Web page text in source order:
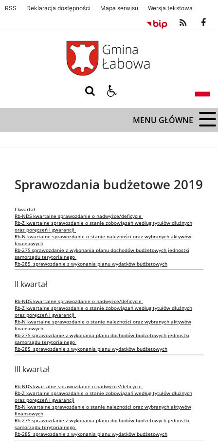
RSS Deklaracja dostępności Mapa serwisu Wersja tekstowa
Gmina Łabowa. Zapraszamy serdecznie
MENU GŁÓWNE
Sprawozdania budżetowe 2019
Treść
I kwartał
Rb-NDS kwartalne sprawozdanie o nadwyżce/deficycie
Rb-Z kwartalne sprawozdanie o stanie zobowiązań według tytułów dłużnych
oraz poręczeń i gwarancji
Rb-N kwartalne sprawozdanie o stanie należności oraz wybranych aktywów
finansowych
Rb-27S sprawozdanie z wykonania planu dochodów budżetowych jednostki
samorządu terytorialnego
Rb-28S sprawozdanie z wykonania planu wydatków budżetowych
II kwartał
Rb-NDS kwartalne sprawozdanie o nadwyżce/deficycie
Rb-Z kwartalne sprawozdanie o stanie zobowiązań według tytułów dłużnych
oraz poręczeń i gwarancji
Rb-N kwartalne sprawozdanie o stanie należności oraz wybranych aktywów
finansowych
Rb-27S sprawozdanie z wykonania planu dochodów budżetowych jednostki
samorządu terytorialnego
Rb-28S sprawozdanie z wykonania planu wydatków budżetowych
III kwartał
Rb-NDS kwartalne sprawozdanie o nadwyżce/deficycie
Rb-Z kwartalne sprawozdanie o stanie zobowiązań według tytułów dłużnych
oraz poręczeń i gwarancji
Rb-N kwartalne sprawozdanie o stanie należności oraz wybranych aktywów
finansowych
Rb-27S sprawozdanie z wykonania planu dochodów budżetowych jednostki
samorządu terytorialnego
Rb-28S sprawozdanie z wykonania planu wydatków budżetowych